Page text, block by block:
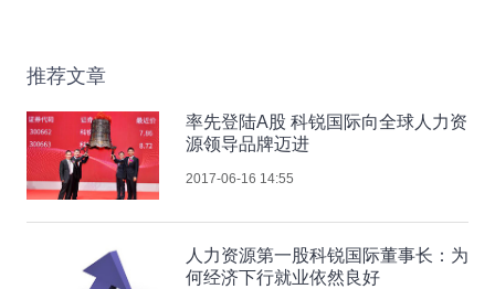
推荐文章
率先登陆A股 科锐国际向全球人力资
源领导品牌迈进
2017-06-16 14:55
人力资源第一股科锐国际董事长：为
何经济下行就业依然良好